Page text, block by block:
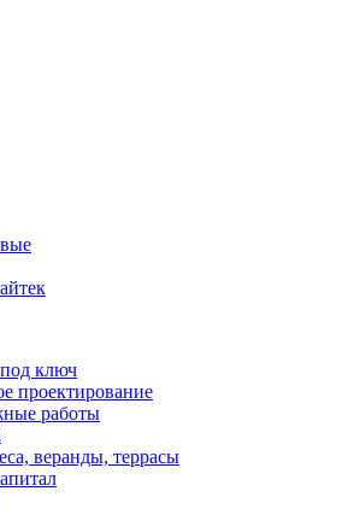
ключ
проектирование
работы
веранды, террасы